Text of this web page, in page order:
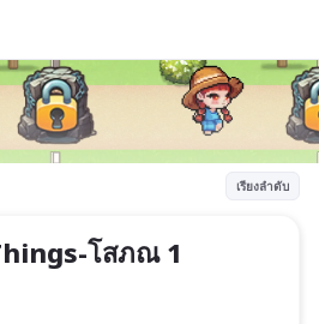
เรียงลำดับ
โสภณ 1